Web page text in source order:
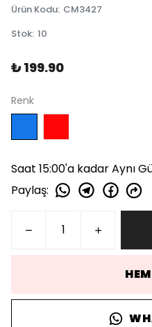
Ürün Kodu: CM3427
Stok: 10
₺ 199.90
Renk
Saat 15:00'a kadar Aynı
Paylaş: